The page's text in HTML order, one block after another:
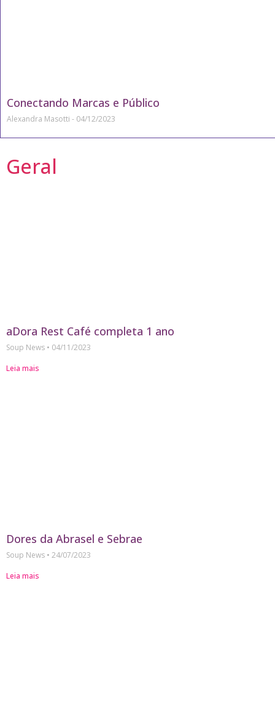
Conectando Marcas e Público
Alexandra Masotti 04/12/2023
Geral
aDora Rest Café completa 1 ano
Soup News
04/11/2023
Leia mais
Dores da Abrasel e Sebrae
Soup News
24/07/2023
Leia mais